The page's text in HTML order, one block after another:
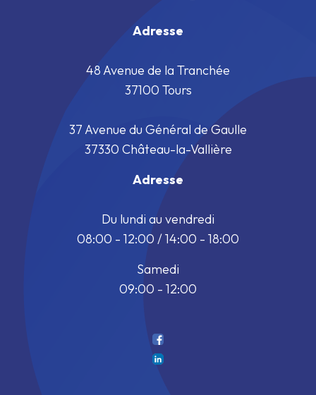
Adresse
48 Avenue de la Tranchée
37100 Tours
37 Avenue du Général de Gaulle
37330 Château-la-Vallière
Adresse
Du lundi au vendredi
08:00 - 12:00 / 14:00 - 18:00
Samedi
09:00 - 12:00